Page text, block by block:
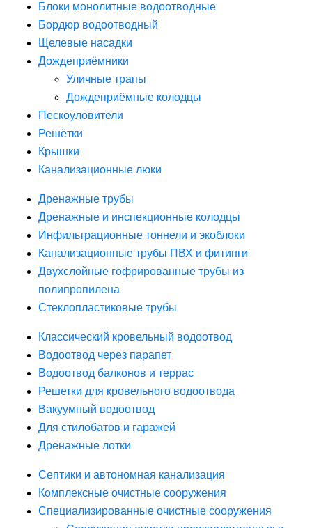
Блоки монолитные водоотводные
Бордюр водоотводный
Щелевые насадки
Дождеприёмники
Уличные трапы
Дождеприёмные колодцы
Пескоуловители
Решётки
Крышки
Канализационные люки
Дренажные трубы
Дренажные и инспекционные колодцы
Инфильтрационные тоннели и экоблоки
Канализационные трубы ПВХ и фитинги
Двухслойные гофрированные трубы из
полипропилена
Стеклопластиковые трубы
Классический кровельный водоотвод
Водоотвод через парапет
Водоотвод балконов и террас
Решетки для кровельного водоотвода
Вакуумный водоотвод
Для стилобатов и гаражей
Дренажные лотки
Септики и автономная канализация
Комплексные очистные сооружения
Специализированные очистные сооружения